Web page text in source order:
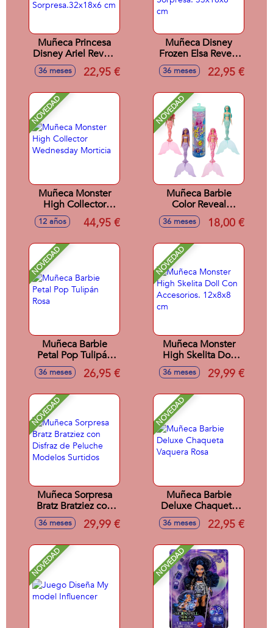
Muñeca Princesa
Disney Ariel Reveal
Con Accesorios
Sorpresa.32x18x6
36 meses 22,95 €
Muñeca Disney
Frozen Elsa Reveal
con Accesorio
Sorpresa. 33x18x8
36 meses 22,95 €
NOVEDAD
Muñeca Monster
High Collector
Wednesday
Morticia
12 años 44,95 €
NOVEDAD
Muñeca Barbie
Color Reveal
Sirenas
36 meses 18,00 €
NOVEDAD
Muñeca Barbie
Petal Pop Tulipán
Rosa
36 meses 26,95 €
NOVEDAD
Muñeca Monster
High Skelita Doll
Con Accesorios.
12x8x8 cm
36 meses 29,99 €
NOVEDAD
Muñeca Sorpresa
Bratz Bratziez con
Disfraz de Peluche
Modelos Surtidos
36 meses 29,99 €
NOVEDAD
Muñeca Barbie
Deluxe Chaqueta
Vaquera Rosa
36 meses 22,95 €
NOVEDAD NOVEDAD